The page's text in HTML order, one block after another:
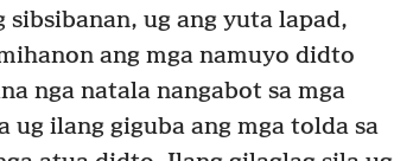
ug ang yuta lapad,
ang mga namuyo didto
nga natala nangabot sa mga
ug ilang giguba ang mga tolda sa